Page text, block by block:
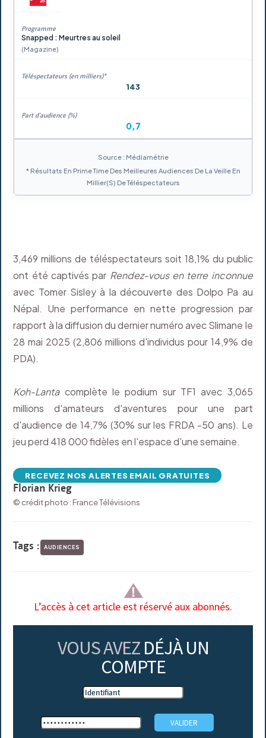
Snapped : Meurtres au soleil
(Magazine)
143
0,7
Source : Médiamétrie
* Résultats En Prime Time Des Meilleures Audiences De La Veille En
Millier(s) De Téléspectateurs
3,469 millions de téléspectateurs soit 18,1% du public
ont été captivés par Rendez-vous en terre inconnue
avec Tomer Sisley à la découverte des Dolpo Pa au
Népal. Une performance en nette progression par
rapport à la diffusion du dernier numéro avec Slimane le
28 mai 2025 (2,806 millions d'individus pour 14,9% de
PDA).
Koh-Lantacomplète le podium sur TF1 avec 3,065
millions d'amateurs d'aventures pour une part
d'audience de 14,7% (30% sur les FRDA -50 ans). Le
jeu perd 418 000 fidèles en l'espace d'une semaine.
RECEVEZ NOS ALERTES EMAIL GRATUITES
Florian Krieg
© crédit photo : France Télévisions
Tags : AUDIENCES
L’accès à cet article est réservé aux abonnés.
VOUS AVEZ DÉJÀ UN
COMPTE